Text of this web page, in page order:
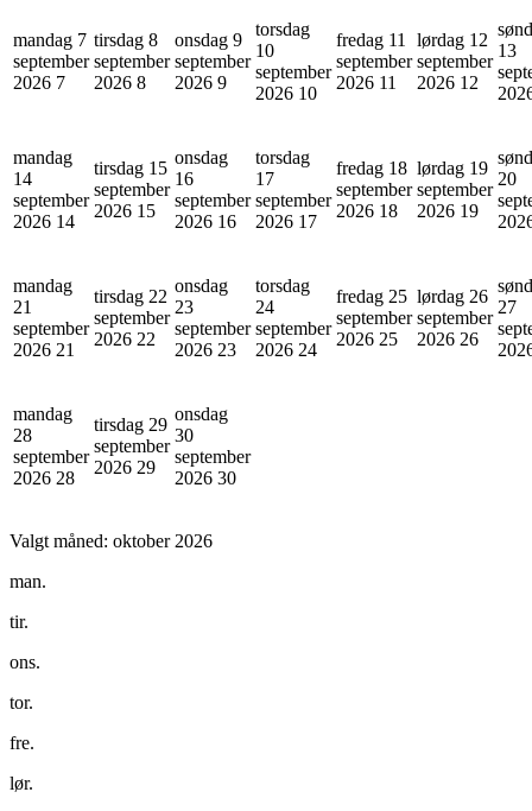
mandag 7
september
2026 7
tirsdag 8
september
2026 8
onsdag 9
september
2026 9
torsdag
10
september
2026 10
fredag 11
september
2026 11
lørdag 12
september
2026 12
13
mandag
14
september
2026 14
tirsdag 15
september
2026 15
onsdag
16
september
2026 16
torsdag
17
september
2026 17
fredag 18
september
2026 18
lørdag 19
september
2026 19
20
mandag
21
september
2026 21
tirsdag 22
september
2026 22
onsdag
23
september
2026 23
torsdag
24
september
2026 24
fredag 25
september
2026 25
lørdag 26
september
2026 26
27
mandag
28
september
2026 28
tirsdag 29
september
2026 29
onsdag
30
september
2026 30
Valgt måned: oktober 2026
man.
tir.
ons.
tor.
fre.
lør.